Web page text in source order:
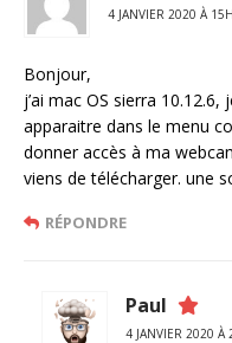
4 JANVIER 2020 À
Bonjour,
j’ai mac OS sierra
apparaitre dans le menu
donner accès à ma
viens de télécharger. une
RÉPONDRE
Paul
4 JANVIER 2020 À